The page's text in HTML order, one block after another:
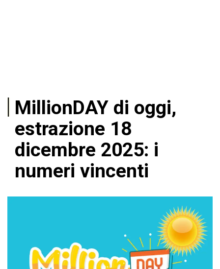
MillionDAY di oggi,
estrazione 18
dicembre 2025: i
numeri vincenti